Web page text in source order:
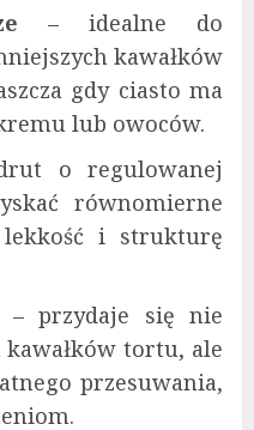
– idealne do
kawałków
gdy ciasto ma
lub owoców.
o regulowanej
równomierne
lekkość i strukturę
– przydaje się nie
tortu, ale
przesuwania,